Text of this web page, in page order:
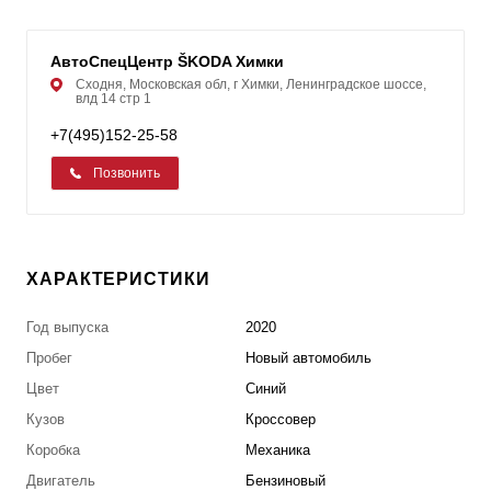
АвтоСпецЦентр ŠKODA Химки
Сходня, Московская обл, г Химки, Ленинградское шоссе,
влд 14 стр 1
+7(495)152-25-58
Позвонить
ХАРАКТЕРИСТИКИ
Год выпуска
2020
Пробег
Новый автомобиль
Цвет
Синий
Кузов
Кроссовер
Коробка
Механика
Двигатель
Бензиновый